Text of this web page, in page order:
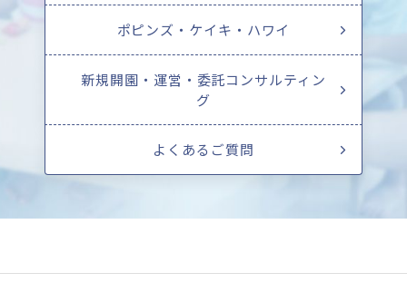
ポピンズ・ケイキ・ハワイ
新規開園・運営・委託コンサルティン
グ
よくあるご質問